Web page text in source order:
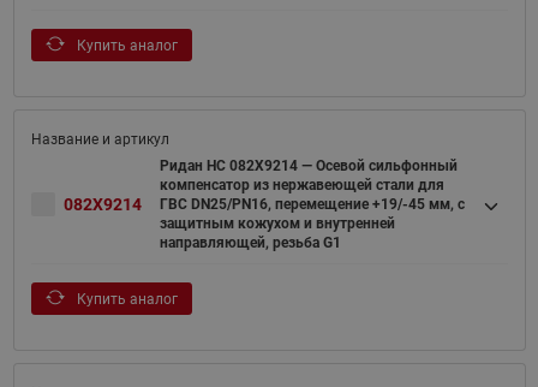
Купить аналог
082X9214
Ридан НС 082X9214 — Осевой сильфонный
компенсатор из нержавеющей стали для
ГВС DN25/PN16, перемещение +19/-45 мм, с
защитным кожухом и внутренней
направляющей, резьба G1
Купить аналог